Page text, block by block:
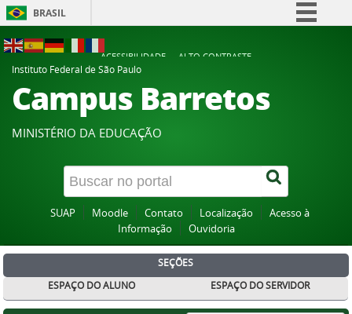
BRASIL
Participe
Acesso à informação
Canais
ACESSIBILIDADE
ALTO CONTRASTE
Instituto Federal de São Paulo
Campus Barretos
MINISTÉRIO DA EDUCAÇÃO
SUAP Moodle Contato Localização
Acesso à
Informação
Ouvidoria
SEÇÕES
ESPAÇO DO ALUNO
ESPAÇO DO SERVIDOR